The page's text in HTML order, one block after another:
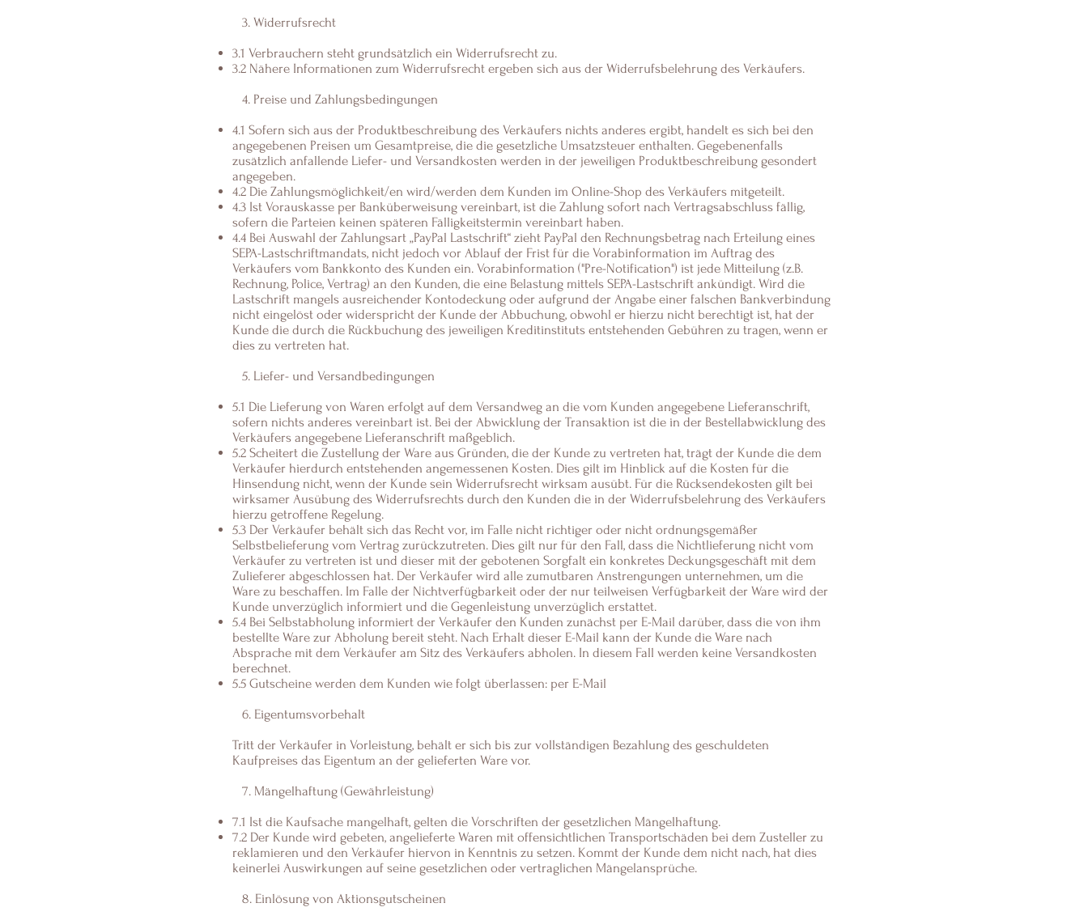
3. Widerrufsrecht
3.1 Verbrauchern steht grundsätzlich ein Widerrufsrecht zu.
3.2 Nähere Informationen zum Widerrufsrecht ergeben sich aus der Widerrufsbelehrung des Verkäufers.
4. Preise und Zahlungsbedingungen
4.1 Sofern sich aus der Produktbeschreibung des Verkäufers nichts anderes ergibt, handelt es sich bei den
angegebenen Preisen um Gesamtpreise, die die gesetzliche Umsatzsteuer enthalten. Gegebenenfalls
zusätzlich anfallende Liefer- und Versandkosten werden in der jeweiligen Produktbeschreibung gesondert
angegeben.
4.2 Die Zahlungsmöglichkeit/en wird/werden dem Kunden im Online-Shop des Verkäufers mitgeteilt.
4.3 Ist Vorauskasse per Banküberweisung vereinbart, ist die Zahlung sofort nach Vertragsabschluss fällig,
sofern die Parteien keinen späteren Fälligkeitstermin vereinbart haben.
4.4 Bei Auswahl der Zahlungsart „PayPal Lastschrift“ zieht PayPal den Rechnungsbetrag nach Erteilung eines
SEPA-Lastschriftmandats, nicht jedoch vor Ablauf der Frist für die Vorabinformation im Auftrag des
Verkäufers vom Bankkonto des Kunden ein. Vorabinformation ("Pre-Notification") ist jede Mitteilung (z.B.
Rechnung, Police, Vertrag) an den Kunden, die eine Belastung mittels SEPA-Lastschrift ankündigt. Wird die
Lastschrift mangels ausreichender Kontodeckung oder aufgrund der Angabe einer falschen Bankverbindung
nicht eingelöst oder widerspricht der Kunde der Abbuchung, obwohl er hierzu nicht berechtigt ist, hat der
Kunde die durch die Rückbuchung des jeweiligen Kreditinstituts entstehenden Gebühren zu tragen, wenn er
dies zu vertreten hat.
5. Liefer- und Versandbedingungen
5.1 Die Lieferung von Waren erfolgt auf dem Versandweg an die vom Kunden angegebene Lieferanschrift,
sofern nichts anderes vereinbart ist. Bei der Abwicklung der Transaktion ist die in der Bestellabwicklung des
Verkäufers angegebene Lieferanschrift maßgeblich.
5.2 Scheitert die Zustellung der Ware aus Gründen, die der Kunde zu vertreten hat, trägt der Kunde die dem
Verkäufer hierdurch entstehenden angemessenen Kosten. Dies gilt im Hinblick auf die Kosten für die
Hinsendung nicht, wenn der Kunde sein Widerrufsrecht wirksam ausübt. Für die Rücksendekosten gilt bei
wirksamer Ausübung des Widerrufsrechts durch den Kunden die in der Widerrufsbelehrung des Verkäufers
hierzu getroffene Regelung.
5.3 Der Verkäufer behält sich das Recht vor, im Falle nicht richtiger oder nicht ordnungsgemäßer
Selbstbelieferung vom Vertrag zurückzutreten. Dies gilt nur für den Fall, dass die Nichtlieferung nicht vom
Verkäufer zu vertreten ist und dieser mit der gebotenen Sorgfalt ein konkretes Deckungsgeschäft mit dem
Zulieferer abgeschlossen hat. Der Verkäufer wird alle zumutbaren Anstrengungen unternehmen, um die
Ware zu beschaffen. Im Falle der Nichtverfügbarkeit oder der nur teilweisen Verfügbarkeit der Ware wird der
Kunde unverzüglich informiert und die Gegenleistung unverzüglich erstattet.
5.4 Bei Selbstabholung informiert der Verkäufer den Kunden zunächst per E-Mail darüber, dass die von ihm
bestellte Ware zur Abholung bereit steht. Nach Erhalt dieser E-Mail kann der Kunde die Ware nach
Absprache mit dem Verkäufer am Sitz des Verkäufers abholen. In diesem Fall werden keine Versandkosten
berechnet.
5.5 Gutscheine werden dem Kunden wie folgt überlassen: per E-Mail
6. Eigentumsvorbehalt
Tritt der Verkäufer in Vorleistung, behält er sich bis zur vollständigen Bezahlung des geschuldeten
Kaufpreises das Eigentum an der gelieferten Ware vor.
7. Mängelhaftung (Gewährleistung)
7.1 Ist die Kaufsache mangelhaft, gelten die Vorschriften der gesetzlichen Mängelhaftung.
7.2 Der Kunde wird gebeten, angelieferte Waren mit offensichtlichen Transportschäden bei dem Zusteller zu
reklamieren und den Verkäufer hiervon in Kenntnis zu setzen. Kommt der Kunde dem nicht nach, hat dies
keinerlei Auswirkungen auf seine gesetzlichen oder vertraglichen Mängelansprüche.
8. Einlösung von Aktionsgutscheinen